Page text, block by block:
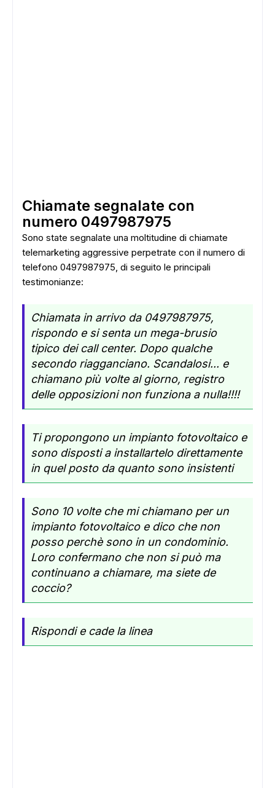
Chiamate segnalate con
numero 0497987975
Sono state segnalate una moltitudine di chiamate
telemarketing aggressive perpetrate con il numero di
telefono 0497987975, di seguito le principali
testimonianze:
Chiamata in arrivo da 0497987975,
rispondo e si senta un mega-brusio
tipico dei call center. Dopo qualche
secondo riagganciano. Scandalosi... e
chiamano più volte al giorno, registro
delle opposizioni non funziona a nulla!!!!
Ti propongono un impianto fotovoltaico e
sono disposti a installartelo direttamente
in quel posto da quanto sono insistenti
Sono 10 volte che mi chiamano per un
impianto fotovoltaico e dico che non
posso perchè sono in un condominio.
Loro confermano che non si può ma
continuano a chiamare, ma siete de
coccio?
Rispondi e cade la linea